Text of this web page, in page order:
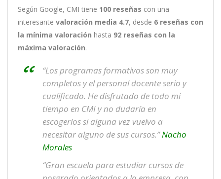
Según Google, CMI tiene 100 reseñas con una
interesante valoración media 4.7, desde 6 reseñas con
la mínima valoración hasta 92 reseñas con la
máxima valoración.
“Los programas formativos son muy
completos y el personal docente serio y
cualificado. He disfrutado de todo mi
tiempo en CMI y no dudaría en
escogerlos si alguna vez vuelvo a
necesitar alguno de sus cursos.”Nacho
Morales
“Gran escuela para estudiar cursos de